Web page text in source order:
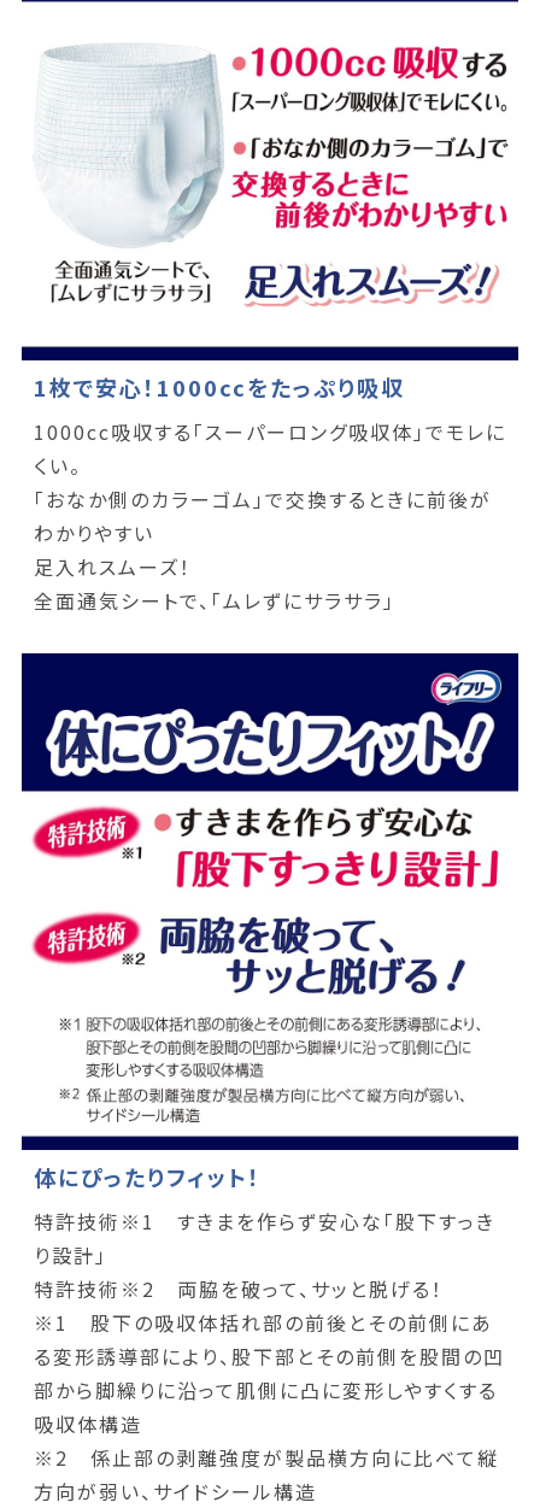
1枚で安心！1000ccをたっぷり吸収
1000cc吸収する「スーパーロング吸収体」でモレに
くい。
「おなか側のカラーゴム」で交換するときに前後が
わかりやすい
足入れスムーズ！
全面通気シートで、「ムレずにサラサラ」
体にぴったりフィット！
特許技術※1 すきまを作らず安心な「股下すっき
り設計」
特許技術※2 両脇を破って、サッと脱げる！
※1 股下の吸収体括れ部の前後とその前側にあ
る変形誘導部により、股下部とその前側を股間の凹
部から脚繰りに沿って肌側に凸に変形しやすくする
吸収体構造
※2 係止部の剥離強度が製品横方向に比べて縦
方向が弱い、サイドシール構造